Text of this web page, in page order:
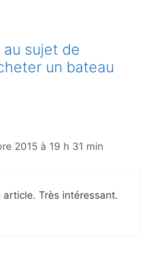
sujet de
un bateau
2015 à 19 h 31 min
article. Très intéressant.